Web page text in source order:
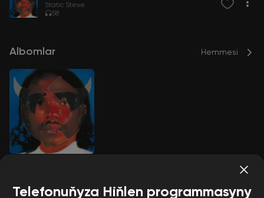
Static Steve
58
Albomlar Hemmesi
Telefonuňyza Hiňlen programmasyny